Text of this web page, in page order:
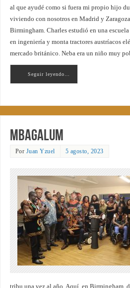
al que ayudé como si fuera mi propio hijo
viviendo con nosotros en Madrid y
Birmingham. Charles estudió en una
en ingeniería y monta tractores austríacos
mercado británico. Neba era un niño muy
Seguir leyendo…
Mbagalum
Por Juan Yzuel 5 agosto, 2023
tribu una vez al año. Aquí, en Birmingham,